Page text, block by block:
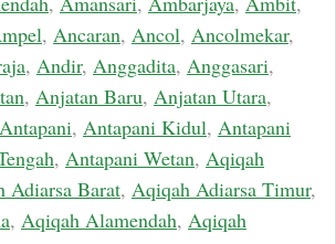
, Ancaran, Ancol, Ancolmekar,
, Andir, Anggadita, Anggasari,
, Anjatan Baru, Anjatan Utara,
Antapani, Antapani Kidul, Antapani
, Antapani Wetan, Aqiqah
Adiarsa Barat, Aqiqah Adiarsa Timur,
, Aqiqah Alamendah, Aqiqah